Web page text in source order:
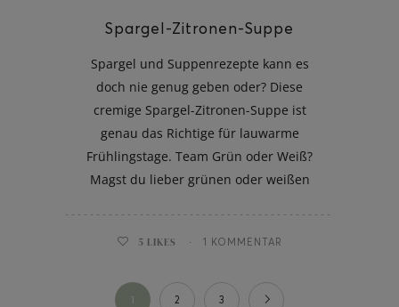
Spargel-Zitronen-Suppe
Spargel und Suppenrezepte kann es
doch nie genug geben oder? Diese
cremige Spargel-Zitronen-Suppe ist
genau das Richtige für lauwarme
Frühlingstage. Team Grün oder Weiß?
Magst du lieber grünen oder weißen
5 LIKES 1 KOMMENTAR
1 2 3